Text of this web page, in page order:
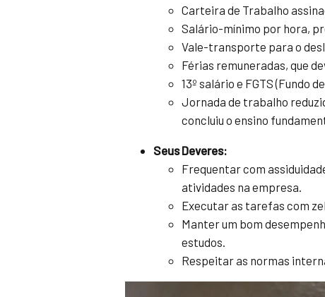
Carteira de Trabalho
Salário-mínimo por hora,
Vale-transporte para o
Férias remuneradas, que
13º salário e FGTS (Fundo
Jornada de trabalho
concluiu o ensino
Seus Deveres:
Frequentar com
atividades na empresa.
Executar as tarefas com
Manter um bom
estudos.
Respeitar as normas